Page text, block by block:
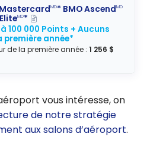
MD* BMO AscendMD
MD*
100 000 Points + Aucuns
première année*
de la première année : 1 256 $
vous intéresse, on
de notre stratégie
aux salons d’aéroport.